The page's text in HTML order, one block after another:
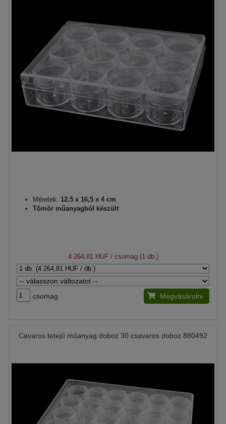
Méretek: 12,5 x 16,5 x 4 cm
Tömör műanyagból készült
4 264,81 HUF/ csomag (1 db.)
csomag Megvásárolni
Cavaros tetejű műanyag doboz 30 csavaros doboz 880492